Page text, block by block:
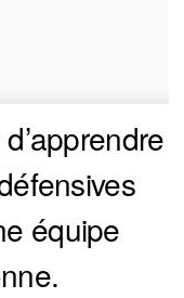
équipe